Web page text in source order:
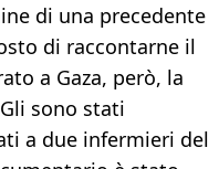
di una precedente
di raccontarne il
a Gaza, però, la
sono stati
a due infermieri del